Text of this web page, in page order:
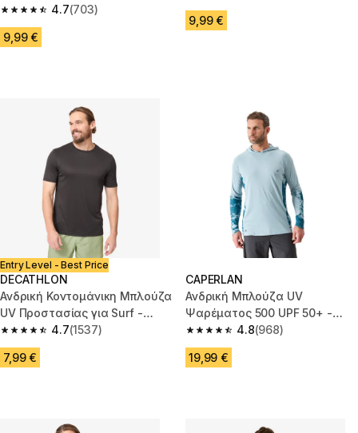
Surf - Μπλε
4.7
4.7 out of 5 stars from 703 reviews
(703)
9,99 €
9,99 €
Entry Level - Best Price
DECATHLON
Ανδρική Κοντομάνικη Μπλούζα
UV Προστασίας για Surf -
Μαύρη
4.7
4.7 out of 5 stars from 1537 reviews
(1537)
7,99 €
CAPERLAN
Ανδρική Μπλούζα UV
Ψαρέματος 500 UPF 50+ -
Μπλε
4.8
4.8 out of 5 stars from 968
(968)
19,99 €